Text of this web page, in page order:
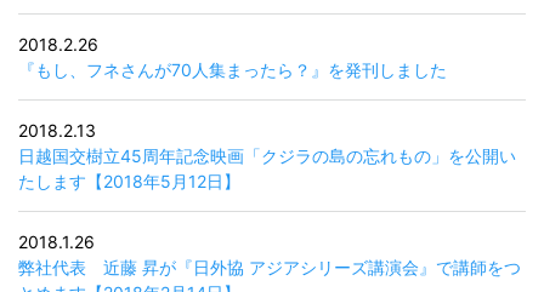
2018.2.26
『もし、フネさんが70人集まったら？』を発刊しました
2018.2.13
日越国交樹立45周年記念映画「クジラの島の忘れもの」を公開い
たします【2018年5月12日】
2018.1.26
弊社代表 近藤 昇が『日外協 アジアシリーズ講演会』で講師をつ